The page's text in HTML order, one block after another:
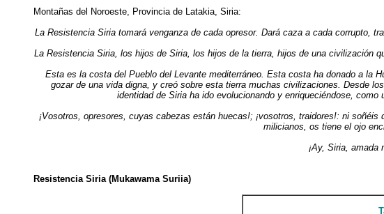
Montañas del Noroeste, Provincia de Latakia, Siria:
La Resistencia Siria tomará venganza de cada opresor. Dará caza a cada corrupto,
La Resistencia Siria, los hijos de Siria, los hijos de la tierra, hijos de una civilización
Esta es la costa del Pueblo del Levante mediterráneo. Esta costa ha donado a la
gozar de una vida digna, y creó sobre esta tierra muchas civilizaciones. Desde
identidad de Siria ha ido evolucionando y enriqueciéndose,
¡Vosotros, opresores, cuyas cabezas están huecas!; ¡vosotros, traidores!: ni
milicianos, os tiene el ojo
¡Ay, Siria,
Resistencia Siria (Mukawama Suriia)